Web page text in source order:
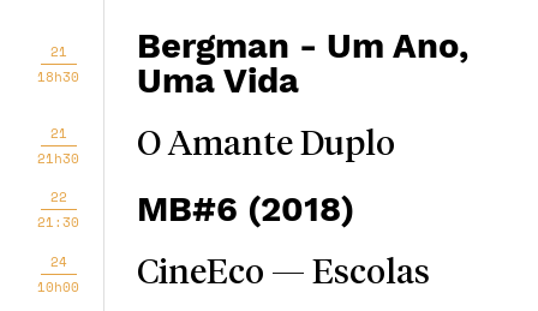
21
18h30
Bergman - Um Ano,
Uma Vida
21
21h30
O Amante Duplo
22
21:30
MB#6 (2018)
24
10h00
CineEco — Escolas